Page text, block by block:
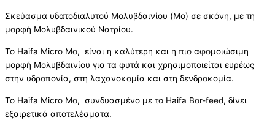
Σκεύασμα υδατοδιαλυτού Μολυβδαινίου (Mo) σε σκόνη, με τη
μορφή Μολυβδαινικού Νατρίου.
Το Haifa Micro Mo, είναι η καλύτερη και η πιο αφομοιώσιμη
μορφή Μολυβδαινίου για τα φυτά και χρησιμοποιείται ευρέως
στην υδροπονία, στη λαχανοκομία και στη δενδροκομία.
Το Haifa Micro Mo, συνδυασμένο με το Haifa Bor-feed, δίνει
εξαιρετικά αποτελέσματα.